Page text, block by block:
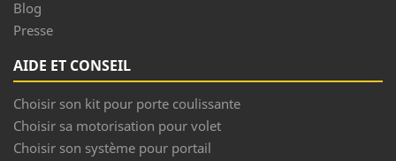
Blog
Presse
AIDE ET CONSEIL
Choisir son kit pour porte coulissante
Choisir sa motorisation pour volet
Choisir son système pour portail